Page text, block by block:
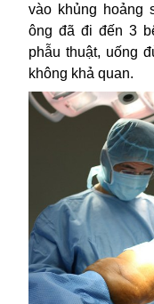
vào khủng hoảng
ông đã đi đến 3
phẫu thuật, uống
không khả quan.